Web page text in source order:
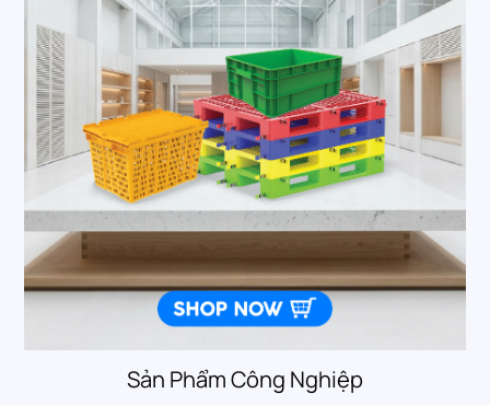
Sản Phẩm Công Nghiệp